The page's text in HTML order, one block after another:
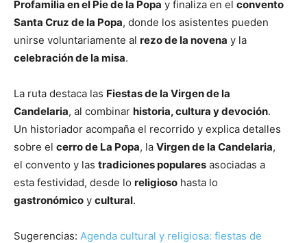
Profamilia en el Pie de la Popa y finaliza en el convento
Santa Cruz de la Popa, donde los asistentes pueden
unirse voluntariamente al rezo de la novena y la
celebración de la misa.
La ruta destaca las Fiestas de la Virgen de la
Candelaria, al combinar historia, cultura y devoción.
Un historiador acompaña el recorrido y explica detalles
sobre el cerro de La Popa, la Virgen de la Candelaria,
el convento y las tradiciones populares asociadas a
esta festividad, desde lo religioso hasta lo
gastronómico y cultural.
Sugerencias: Agenda cultural y religiosa: fiestas de